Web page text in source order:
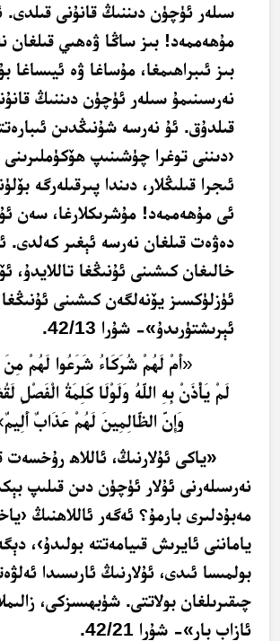
سىلەر ئۈچۈن دىننىڭ قانۇنى قىلدى.
مۇھەممەد! بىز ساڭا ۋەھىي قىلغان
بىز ئىبراھىمغا، مۇساغا ۋە ئيىساغا
نەرسىنىمۇ سىلەر ئۈچۈن دىننىڭ
قىلدۇق. ئۇ نەرسە شۇنىڭدىن
‹دىننى توغرا چۈشىنىپ ھۆكۈملىرىنى
ئىجرا قىلىڭلار، دىندا پىرقىلەرگە
ئى مۇھەممەد! مۇشرىكلارغا، سەن
دەۋەت قىلغان نەرسە ئېغىر كەلدى.
خالىغان كىشىنى ئۇنىڭغا تاللايدۇ،
ئۈزلۈكسىز يۆنەلگەن كىشىنى ئۇنىڭغا
ئېرىشتۈرىدۇ»- شۇرا 42/13.
«أَمْ لَهُمْ شُرَكَاءُ شَرَعُوا لَهُمْ مِنَ
لَمْ يَأْذَنْ بِهِ اللَّهُ وَلَوْلَا كَلِمَةُ الْفَصْلِ
وَإِنَّ الظَّالِمِينَ لَهُمْ عَذَابٌ أَلِيمٌ
«ياكى ئۇلارنىڭ، ئاللاھ رۇخسەت
نەرسىلەرنى ئۇلار ئۈچۈن دىن قىلىپ
مەبۇدلىرى بارمۇ؟ ئەگەر ئاللاھنىڭ
ياماننى ئايرىش قىيامەتتە بولىدۇ›،
بولمىسا ئىدى، ئۇلارنىڭ ئارىسىدا
چىقىرىلغان بولاتتى. شۈبھىسزكى،
ئازاب بار»- شۇرا 42/21.